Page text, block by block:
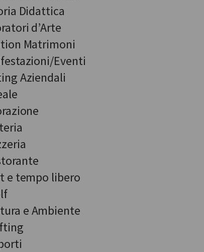
Didattica
d’Arte
Matrimoni
Eventi
Aziendali
e tempo libero
e Ambiente